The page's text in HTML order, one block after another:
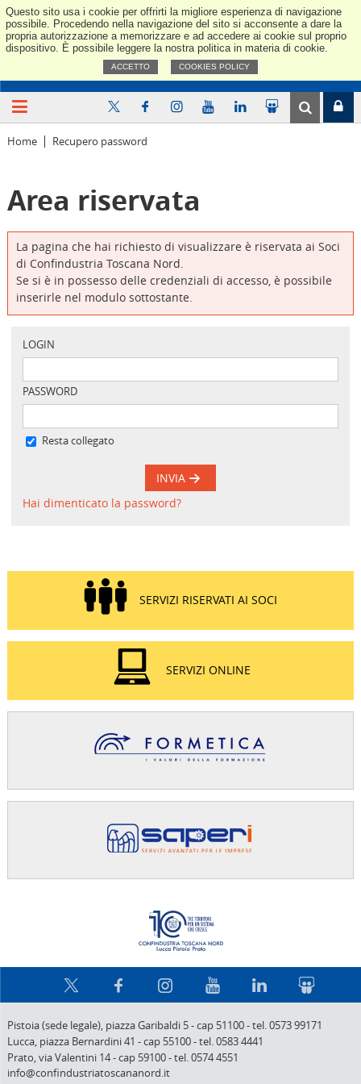
Questo sito usa i cookie per offrirti la migliore esperienza di navigazione
possibile. Procedendo nella navigazione del sito si acconsente a dare la
propria autorizzazione a memorizzare e ad accedere ai cookie sul proprio
dispositivo. È possibile leggere la nostra politica in materia di cookie.
ACCETTO COOKIES POLICY
Home Recupero password
Area riservata
La pagina che hai richiesto di visualizzare è riservata ai Soci
di Confindustria Toscana Nord.
Se si è in possesso delle credenziali di accesso, è possibile
inserirle nel modulo sottostante.
LOGIN
PASSWORD
Resta collegato
INVIA
Hai dimenticato la password?
SERVIZI RISERVATI AI SOCI
SERVIZI ONLINE
Pistoia (sede legale), piazza Garibaldi 5-cap 51100-tel. 0573 99171
Lucca, piazza Bernardini 41 -cap 55100-tel. 0583 4441
Prato,via Valentini 14-cap 59100-tel. 0574 4551
info@confindustriatoscananord.it